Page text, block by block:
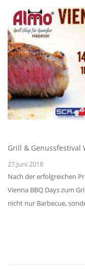
Grill & Genussfestival
27.Juni 2018
Nach der erfolgreichen
Vienna BBQ Days zum
nicht nur Barbecue,